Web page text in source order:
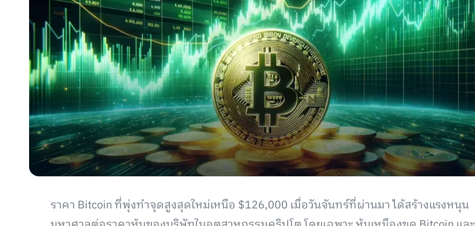
ราคา Bitcoin ที่พุ่งทำจุดสูงสุดใหม่เหนือ $126,000 เมื่อวันจันทร์ที่ผ่านมา ได้สร้างแรงหนุน